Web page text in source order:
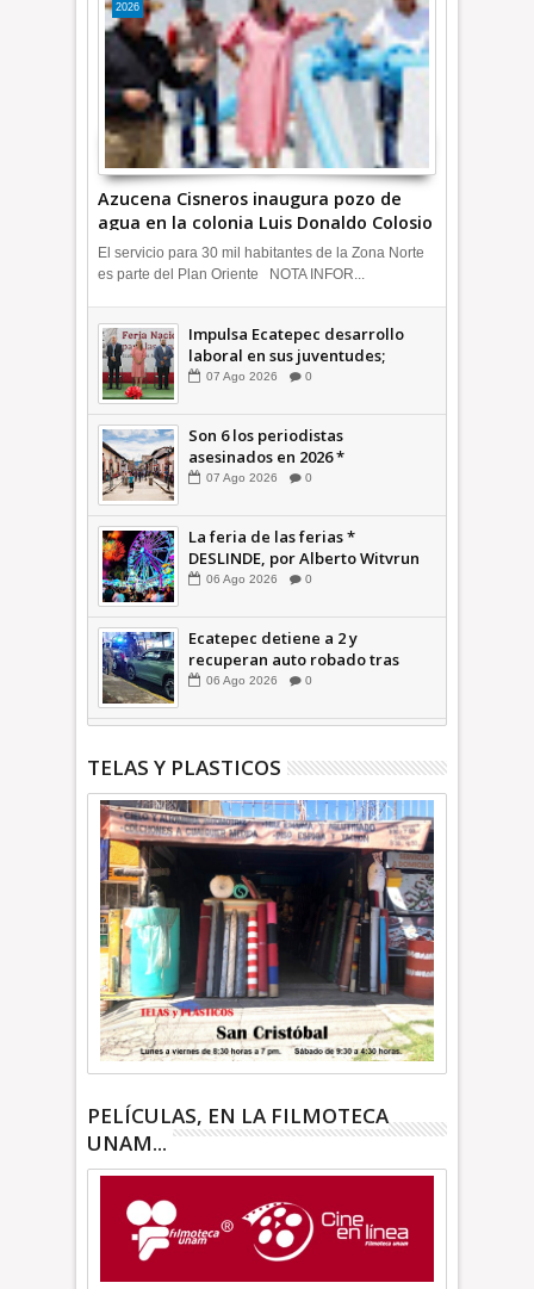
Azucena Cisneros inaugura pozo de
agua en la colonia Luis Donaldo Colosio
+Video | INFORMATIVA
2026
El servicio para 30 mil habitantes de la Zona Norte
es parte del Plan Oriente NOTA INFOR...
Impulsa Ecatepec desarrollo
laboral en sus juventudes;
inauguran Feria de Empleo y
INFORMATIVA
07 Ago 2026 0
Son 6 los periodistas
asesinados en 2026 *
COMENTARIO A TIEMPO
07 Ago 2026 0
La feria de las ferias *
DESLINDE, por Alberto Witvrun
06 Ago 2026 0
Ecatepec detiene a 2 y
recuperan auto robado tras
operativo con Tecámac +Video
06 Ago 2026 0
TELAS Y PLASTICOS
PELÍCULAS, EN LA FILMOTECA
UNAM...